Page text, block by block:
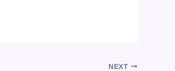
NEXT